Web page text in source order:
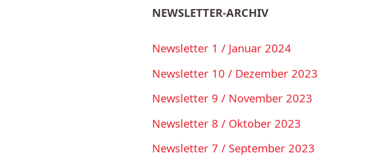
NEWSLETTER-ARCHIV
Newsletter 1 / Januar 2024
Newsletter 10 / Dezember 2023
Newsletter 9 / November 2023
Newsletter 8 / Oktober 2023
Newsletter 7 / September 2023